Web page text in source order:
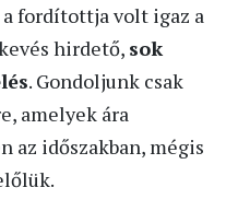
fordítottja volt igaz a
hirdető, sok
. Gondoljunk csak
amelyek ára
az időszakban, mégis